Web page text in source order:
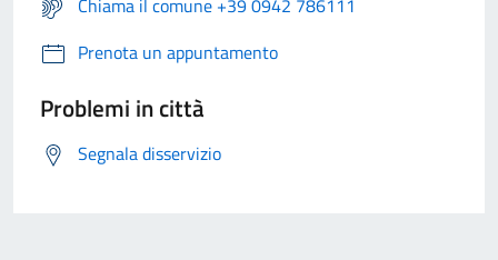
Chiama il comune +39 0942 786111
Prenota un appuntamento
Problemi in città
Segnala disservizio